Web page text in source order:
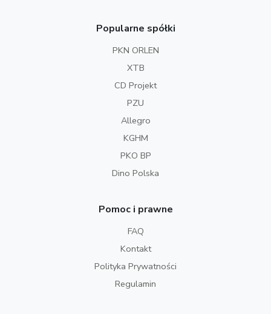
Popularne spółki
PKN ORLEN
XTB
CD Projekt
PZU
Allegro
KGHM
PKO BP
Dino Polska
Pomoc i prawne
FAQ
Kontakt
Polityka Prywatności
Regulamin